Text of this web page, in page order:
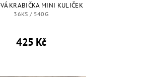
KRABIČKA MINI KULIČEK
36KS / 540G
425 Kč